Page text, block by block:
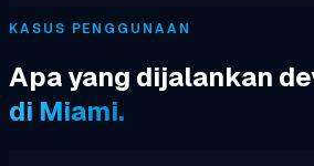
KASUS PENGGUNAAN
Apa yang dijalankan
di Miami.